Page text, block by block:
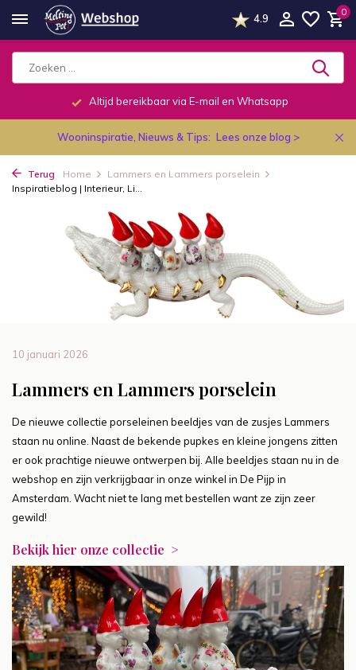
4.9
0
Altijd bereikbaar via E-mail en Whatsapp
Wooninspiratie, Nieuws & Tips: Lees onze blog >
Terug Home
Lammers en Lammers porselein
Inspiratieblog | Interieur, Li...
10 januari 2026
Lammers en Lammers porselein
De nieuwe collectie porseleinen beeldjes van de zusjes Lammers
staan nu online. Naast de bekende pupkes en kleine jongens zitten
er ook prachtige nieuwe ontwerpen bij. Alle beeldjes staan nu in de
webshop en zijn verkrijgbaar in onze winkel in De Pijp in
Amsterdam. Wacht niet te lang met bestellen want ze zijn zeer
gewild!
Bekijk hier onze collectie >